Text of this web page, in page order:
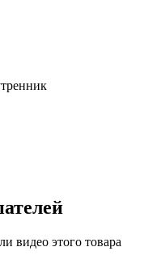
видео этого товара